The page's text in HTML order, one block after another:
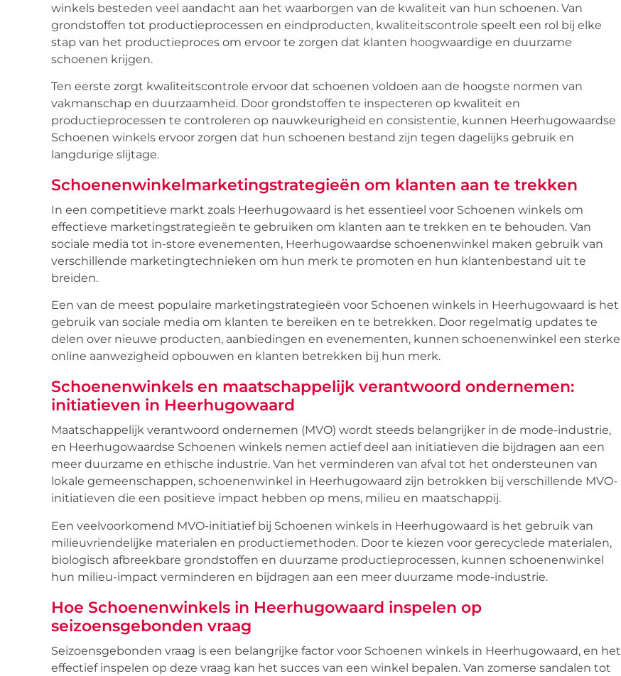
winkels besteden veel aandacht aan het waarborgen van de kwaliteit van hun schoenen. Van
grondstoffen tot productieprocessen en eindproducten, kwaliteitscontrole speelt een rol bij elke
stap van het productieproces om ervoor te zorgen dat klanten hoogwaardige en duurzame
schoenen krijgen.
Ten eerste zorgt kwaliteitscontrole ervoor dat schoenen voldoen aan de hoogste normen van
vakmanschap en duurzaamheid. Door grondstoffen te inspecteren op kwaliteit en
productieprocessen te controleren op nauwkeurigheid en consistentie, kunnen Heerhugowaardse
Schoenen winkels ervoor zorgen dat hun schoenen bestand zijn tegen dagelijks gebruik en
langdurige slijtage.
Schoenenwinkelmarketingstrategieën om klanten aan te trekken
In een competitieve markt zoals Heerhugowaard is het essentieel voor Schoenen winkels om
effectieve marketingstrategieën te gebruiken om klanten aan te trekken en te behouden. Van
sociale media tot in-store evenementen, Heerhugowaardse schoenenwinkel maken gebruik van
verschillende marketingtechnieken om hun merk te promoten en hun klantenbestand uit te
breiden.
Een van de meest populaire marketingstrategieën voor Schoenen winkels in Heerhugowaard is het
gebruik van sociale media om klanten te bereiken en te betrekken. Door regelmatig updates te
delen over nieuwe producten, aanbiedingen en evenementen, kunnen schoenenwinkel een sterke
online aanwezigheid opbouwen en klanten betrekken bij hun merk.
Schoenenwinkels en maatschappelijk verantwoord ondernemen:
initiatieven in Heerhugowaard
Maatschappelijk verantwoord ondernemen (MVO) wordt steeds belangrijker in de mode-industrie,
en Heerhugowaardse Schoenen winkels nemen actief deel aan initiatieven die bijdragen aan een
meer duurzame en ethische industrie. Van het verminderen van afval tot het ondersteunen van
lokale gemeenschappen, schoenenwinkel in Heerhugowaard zijn betrokken bij verschillende MVO-
initiatieven die een positieve impact hebben op mens, milieu en maatschappij.
Een veelvoorkomend MVO-initiatief bij Schoenen winkels in Heerhugowaard is het gebruik van
milieuvriendelijke materialen en productiemethoden. Door te kiezen voor gerecyclede materialen,
biologisch afbreekbare grondstoffen en duurzame productieprocessen, kunnen schoenenwinkel
hun milieu-impact verminderen en bijdragen aan een meer duurzame mode-industrie.
Hoe Schoenenwinkels in Heerhugowaard inspelen op
seizoensgebonden vraag
Seizoensgebonden vraag is een belangrijke factor voor Schoenen winkels in Heerhugowaard, en het
effectief inspelen op deze vraag kan het succes van een winkel bepalen. Van zomerse sandalen tot